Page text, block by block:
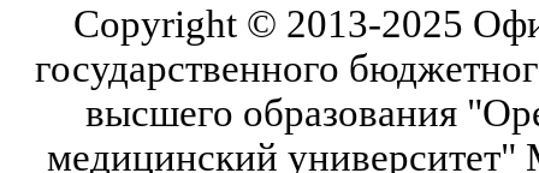
Copyright © 2013-2025
государственного
высшего образования
медицинский университет"